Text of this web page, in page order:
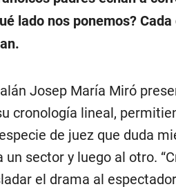
lado nos ponemos?
Josep María Miró
cronología lineal,
de juez que duda
sector y luego al otro.
el drama al